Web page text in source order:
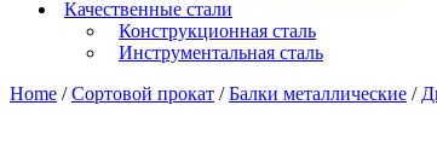
Качественные стали
Конструкционная сталь
Инструментальная сталь
Home /Сортовой прокат /Балки металлические /